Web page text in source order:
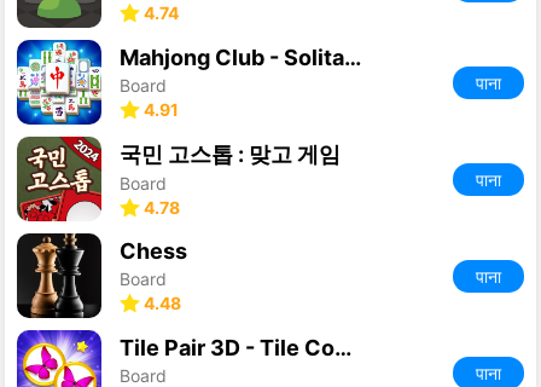
4.74
Mahjong Club - Solitaire Game
Board
4.91
पाना
국민 고스톱 : 맞고 게임
Board
4.78
पाना
Chess
Board
4.48
पाना
Tile Pair 3D - Tile Connect 3D
Board
पाना